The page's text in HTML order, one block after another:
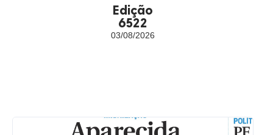
Edição
6522
03/08/2026